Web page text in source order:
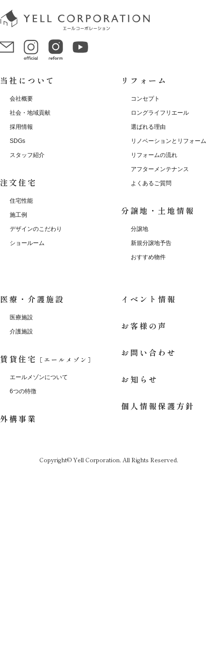
当社について
会社概要
社会・地域貢献
採用情報
SDGs
スタッフ紹介
注文住宅
住宅性能
施工例
デザインのこだわり
ショールーム
リフォーム
コンセプト
ロングライフリエール
選ばれる理由
リノベーションとリフォーム
リフォームの流れ
アフターメンテナンス
よくあるご質問
分譲地・土地情報
分譲地
新規分譲地予告
おすすめ物件
医療・介護施設
医療施設
介護施設
賃貸住宅 ［エールメゾン］
エールメゾンについて
6つの特徴
外構事業
イベント情報
お客様の声
お問い合わせ
お知らせ
個人情報保護方針
Copyright© Yell Corporation. All Rights Reserved.